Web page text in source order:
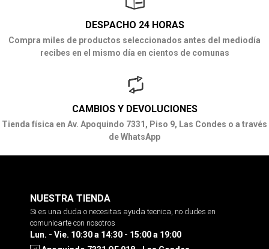
DESPACHO 24 HORAS
Compra miles de productos seleccionados antes del mediodía
recibes en el mismo día en cientos de comunas
CAMBIOS Y DEVOLUCIONES
Tienda física en Av. Apoquindo 7331, Piso 9, Las Condes o a través
de WhatsApp
NUESTRA TIENDA
Si es una duda o necesitas ayuda tecnica, no dudes en
comunicarte con nosotros
Lun. - Vie. 10:30 a 14:30 - 15:00 a 19:00